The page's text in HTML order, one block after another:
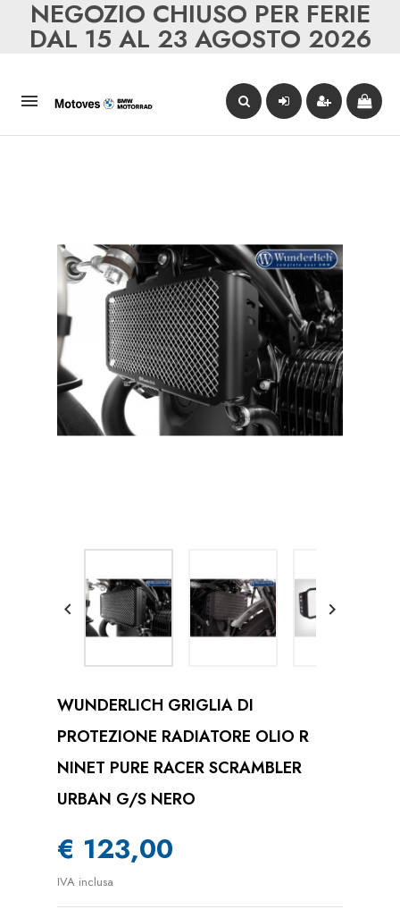
NEGOZIO CHIUSO PER FERIE
DAL 15 AL 23 AGOSTO 2026

 
WUNDERLICH GRIGLIA DI
PROTEZIONE RADIATORE OLIO R
NINET PURE RACER SCRAMBLER
URBAN G/S NERO
€ 123,00
IVA inclusa